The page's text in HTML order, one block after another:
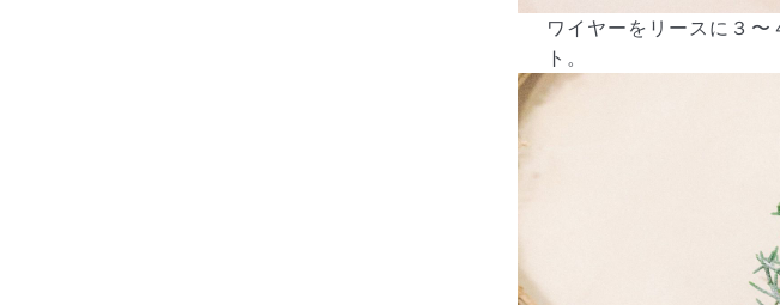
ワイヤーをリースに３
ト。